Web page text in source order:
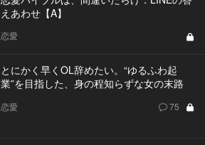
えあわせ【A】
恋愛
とにかく早くOL辞めたい。“ゆるふわ起
業”を目指した、身の程知らずな女の末路
恋愛 75